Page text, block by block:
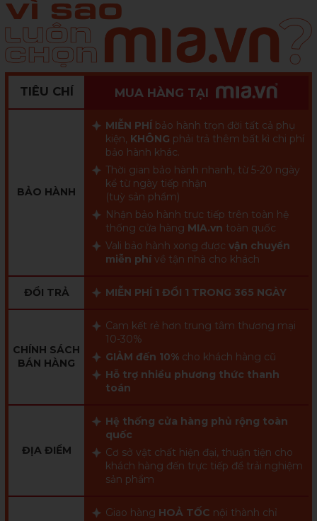
TIÊU CHÍ MUA HÀNG TẠI
BẢO HÀNH
MIỄN PHÍ bảo hành trọn đời tất cả phụ
kiện, KHÔNG phải trả thêm bất kì chi phí
bảo hành khác.
Thời gian bảo hành nhanh, từ 5-20 ngày
kể từ ngày tiếp nhận
(tuỳ sản phẩm)
Nhận bảo hành trực tiếp trên toàn hệ
thống cửa hàng MIA.vn toàn quốc
Vali bảo hành xong được vận chuyển
miễn phí về tận nhà cho khách
ĐỔI TRẢ MIỄN PHÍ 1 ĐỔI 1 TRONG 365 NGÀY
CHÍNH SÁCH
BÁN HÀNG
Cam kết rẻ hơn trung tâm thương mại
10-30%
GIẢM đến 10% cho khách hàng cũ
Hỗ trợ nhiều phương thức thanh
toán
ĐỊA ĐIỂM
Hệ thống cửa hàng phủ rộng toàn
quốc
Cơ sở vật chất hiện đại, thuận tiện cho
khách hàng đến trực tiếp để trải nghiệm
sản phẩm
Giao hàng HOẢ TỐC nội thành chỉ